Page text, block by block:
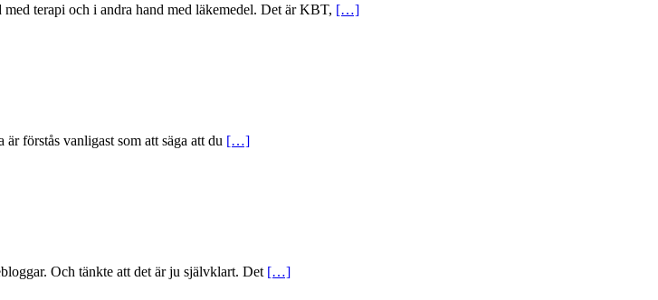
terapi och i andra hand med läkemedel. Det är KBT, […]
förstås vanligast som att säga att du […]
Och tänkte att det är ju självklart. Det […]